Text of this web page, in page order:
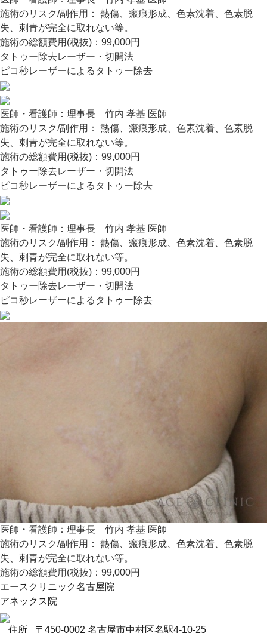
施術のリスク/副作用：
熱傷、瘢痕形成、色素沈着、色素脱
失、刺青が完全に取れない等。
施術の総額費用(税抜)： 99,000円
タトゥー除去レーザー・切開法
ピコ秒レーザーによるタトゥー除去
医師・看護師： 理事長 竹内 孝基 医師
施術のリスク/副作用：
熱傷、瘢痕形成、色素沈着、色素脱
失、刺青が完全に取れない等。
施術の総額費用(税抜)： 99,000円
タトゥー除去レーザー・切開法
ピコ秒レーザーによるタトゥー除去
医師・看護師： 理事長 竹内 孝基 医師
施術のリスク/副作用：
熱傷、瘢痕形成、色素沈着、色素脱
失、刺青が完全に取れない等。
施術の総額費用(税抜)： 99,000円
タトゥー除去レーザー・切開法
ピコ秒レーザーによるタトゥー除去
医師・看護師： 理事長 竹内 孝基 医師
施術のリスク/副作用：
熱傷、瘢痕形成、色素沈着、色素脱
失、刺青が完全に取れない等。
施術の総額費用(税抜)： 99,000円
エースクリニック名古屋院
アネックス院
住所 〒450-0002 名古屋市中村区名駅4-10-25